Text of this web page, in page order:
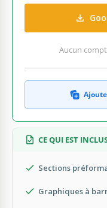
Aucun
CE QUI EST
Sections
Graphiques à